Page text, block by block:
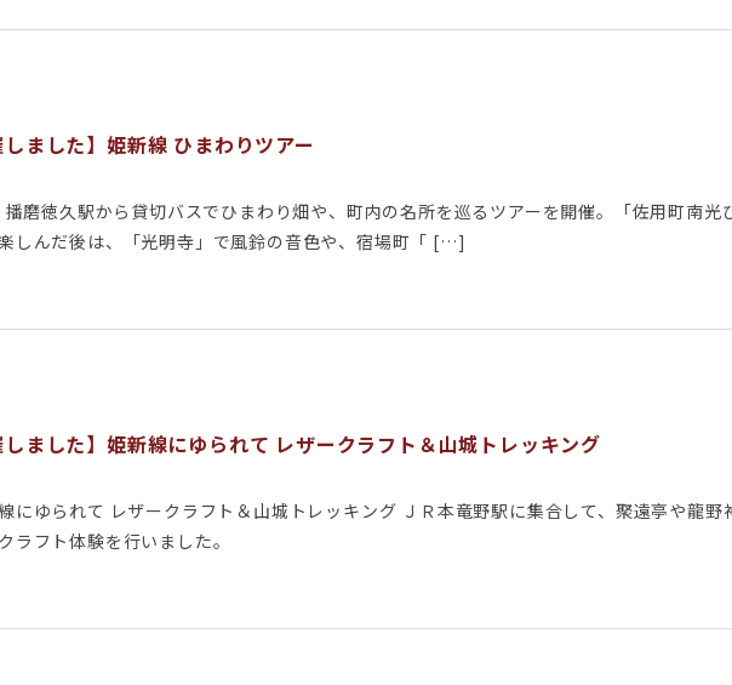
しました】姫新線 ひまわりツアー
磨徳久駅から貸切バスでひまわり畑や、町内の名所を巡るツアーを開催。「佐用町南
しんだ後は、「光明寺」で風鈴の音色や、宿場町「 […]
しました】姫新線にゆられて レザークラフト＆山城トレッキング
にゆられて レザークラフト＆山城トレッキング ＪＲ本竜野駅に集合して、聚遠亭や龍
ラフト体験を行いました。